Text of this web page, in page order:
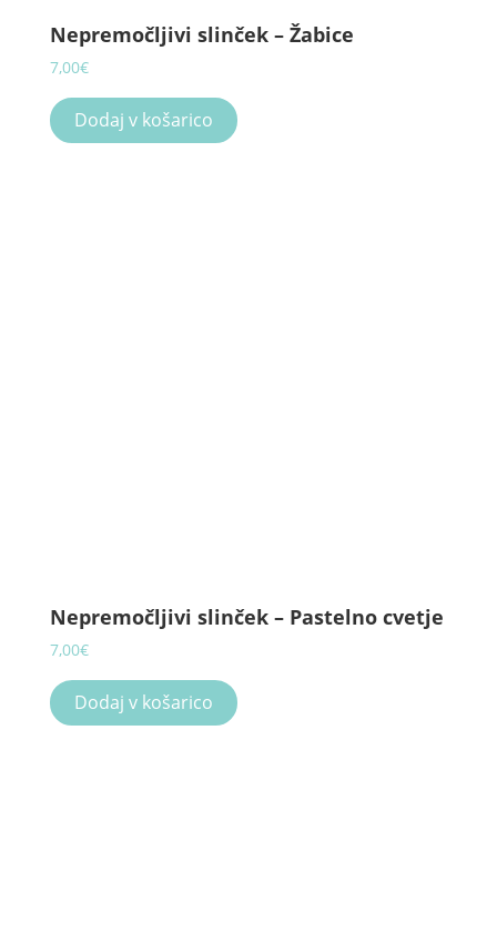
Nepremočljivi slinček – Žabice
7,00€
Dodaj v košarico
Nepremočljivi slinček – Pastelno cvetje
7,00€
Dodaj v košarico